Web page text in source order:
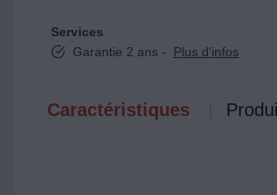
Services
Garantie 2 ans -
Plus d'infos
Caractéristiques